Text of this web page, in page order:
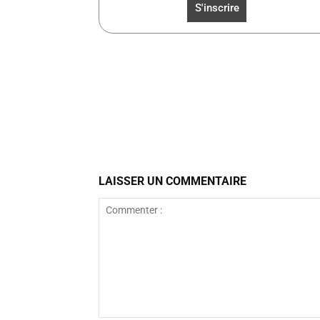
LAISSER UN COMMENTAIRE